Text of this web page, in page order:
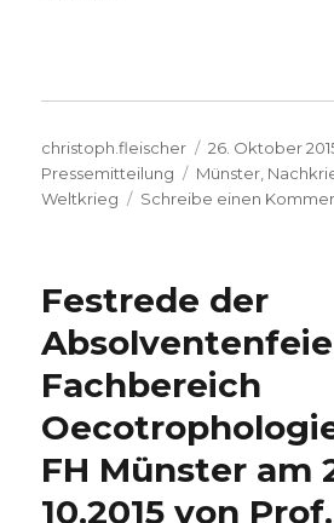
Autor
christoph.fleischer
Veröffentlicht
am
26. Oktober
Pressemitteilung
Schlagwörter
Münster,
Weltkrieg
Schreibe einen
Festrede der
Fachbereich
FH Münster am
10.2015 von Prof.